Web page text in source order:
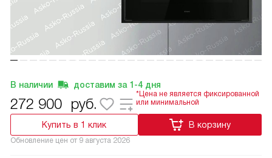
В наличии доставим за 1-4 дня
272 900 руб.
*Цена не является фиксированной
или минимальной
Купить в 1 клик В корзину
Обновление цен от 9 августа 2026